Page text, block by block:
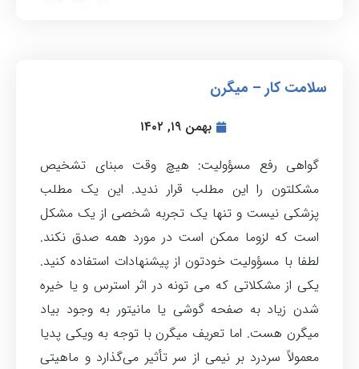
سلامت کار – میگرن
بهمن ۱۹, ۱۴۰۲
گواهی رفع مسؤولیت: هیچ وقت مبنای تشخیص
مشکلتون را این مطلب قرار ندید. این یک مطلب
پزشکی نیست و تنها یک تجربه شخصی از یک مشکل
است که لزوما ممکن است در مورد همه صدق نکند.
لطفا با مسؤولیت خودتون از پیشنهادات استفاده کنید.
یکی از مشکلاتی که می تونه در اثر استرس و یا خیره
شدن زیاد به صفحه گوشی یا مانیتور به وجود بیاد
میگرن هست. اما تعریف میگرن با توجه به ویکی پدیا
معمولاً سردرد بر نیمی از سر تأثیر می‌گذارد و ماهیتی